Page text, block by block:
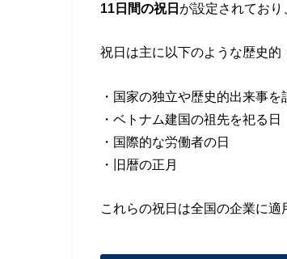
11日間の祝日が設定されており
祝日は主に以下のような歴史的
・国家の独立や歴史的出来事を
・ベトナム建国の祖先を祀る日
・国際的な労働者の日
・旧暦の正月
これらの祝日は全国の企業に適